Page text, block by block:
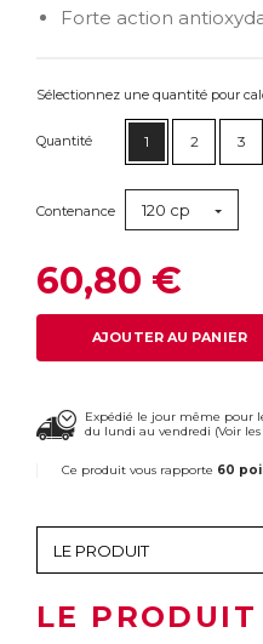
Forte action
Sélectionnez une quantité pour
Quantité 1 2 3
Contenance 120 cp
60,80 €
AJOUTER AU PANIER
Expédié le jour même pour
du lundi au vendredi (Voir
Ce produit vous rapporte 60
LE PRODUIT